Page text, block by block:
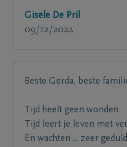
Gisele De Pril
09/12/2022
Beste Gerda, beste
Tijd heelt geen wonden
Tijd leert je leven met
En wachten ... zeer